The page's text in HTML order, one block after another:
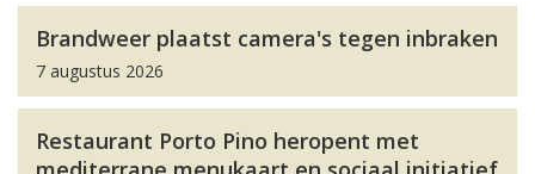
Brandweer plaatst camera's tegen inbraken
7 augustus 2026
Restaurant Porto Pino heropent met